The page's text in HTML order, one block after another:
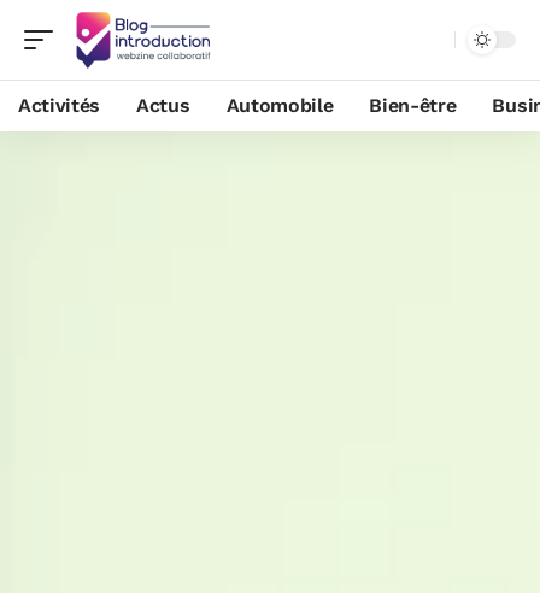
Activités Actus Automobile Bien-être